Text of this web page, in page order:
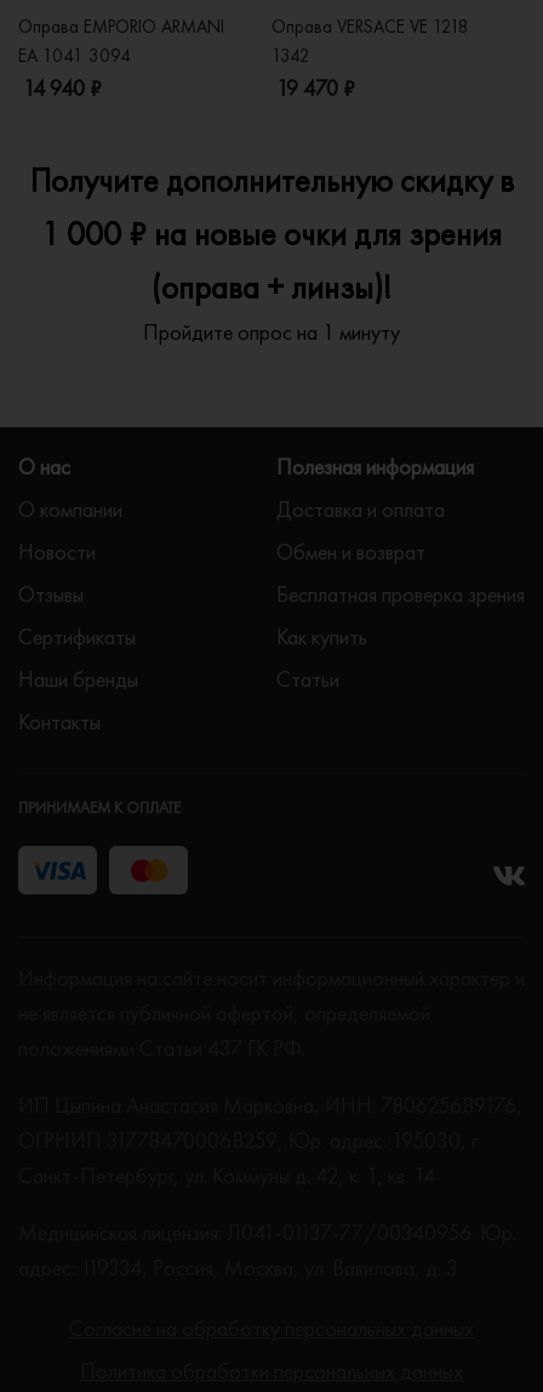
Оправа EMPORIO ARMANI
EA 1041 3094
14 940 ₽
Оправа VERSACE VE 1218
1342
19 470 ₽
Получите дополнительную скидку в
1 000 ₽ на новые очки для зрения
(оправа + линзы)!
Пройдите опрос на 1 минуту
О нас
О компании
Новости
Отзывы
Сертификаты
Наши бренды
Контакты
Полезная информация
Доставка и оплата
Обмен и возврат
Бесплатная проверка зрения
Как купить
Статьи
ПРИНИМАЕМ К ОПЛАТЕ